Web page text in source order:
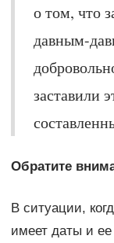
о том, что
давным-
заставили
Обратите
В ситуации,
имеет даты и